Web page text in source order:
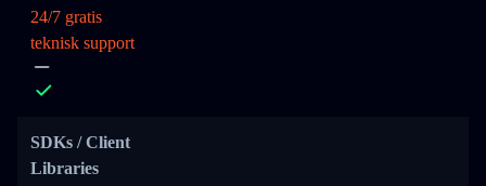
24/7 gratis
teknisk support
SDKs / Client
Libraries